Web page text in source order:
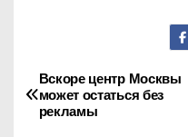
Н
а
Вскоре центр Москвы
может остаться без
рекламы